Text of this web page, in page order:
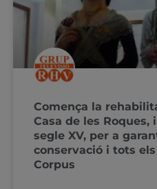
Comença la
Casa de les Roques,
segle XV, per a
conservació i tots
Corpus